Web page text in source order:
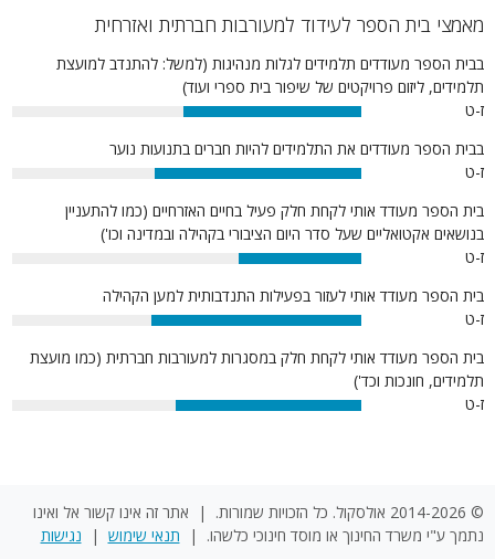
מאמצי בית הספר לעידוד למעורבות חברתית ואזרחית
בבית הספר מעודדים תלמידים לגלות מנהיגות (למשל: להתנדב למועצת
תלמידים, ליזום פרויקטים של שיפור בית ספרי ועוד)
ז-ט
51%
בבית הספר מעודדים את התלמידים להיות חברים בתנועות נוער
ז-ט
59%
בית הספר מעודד אותי לקחת חלק פעיל בחיים האזרחיים (כמו להתעניין
בנושאים אקטואליים שעל סדר היום הציבורי בקהילה ובמדינה וכו')
ז-ט
35%
בית הספר מעודד אותי לעזור בפעילות התנדבותית למען הקהילה
ז-ט
60%
בית הספר מעודד אותי לקחת חלק במסגרות למעורבות חברתית (כמו מועצת
תלמידים, חונכות וכד')
ז-ט
53%
© 2014-2026 אולסקול. כל הזכויות שמורות. | אתר זה אינו קשור אל ואינו
נתמך ע"י משרד החינוך או מוסד חינוכי כלשהו. | תנאי שימוש | נגישות